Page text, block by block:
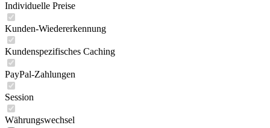
Individuelle Preise
Kunden-Wiedererkennung
Kundenspezifisches Caching
PayPal-Zahlungen
Session
Währungswechsel